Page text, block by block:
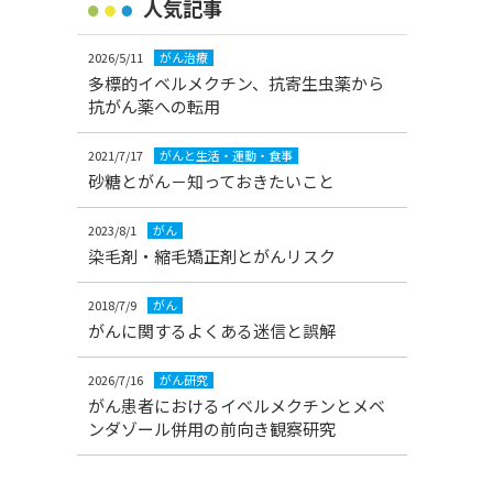
人気記事
2026/5/11 がん治療
多標的イベルメクチン、抗寄生虫薬から
抗がん薬への転用
2021/7/17 がんと生活・運動・食事
砂糖とがん－知っておきたいこと
2023/8/1 がん
染毛剤・縮毛矯正剤とがんリスク
2018/7/9 がん
がんに関するよくある迷信と誤解
2026/7/16 がん研究
がん患者におけるイベルメクチンとメベ
ンダゾール併用の前向き観察研究